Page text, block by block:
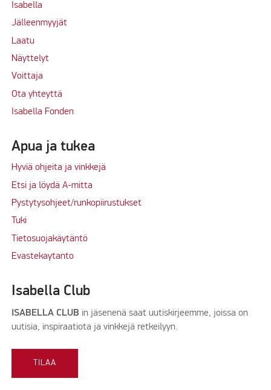
Isabella
Jälleenmyyjät
Laatu
Näyttelyt
Voittaja
Ota yhteyttä
Isabella Fonden
Apua ja tukea
Hyviä ohjeita ja vinkkejä
Etsi ja löydä A-mitta
Pystytysohjeet/runkopiirustukset
Tuki
Tietosuojakäytäntö
Evastekaytanto
Isabella Club
ISABELLA CLUB in jäsenenä saat uutiskirjeemme, joissa on
uutisia, inspiraatiota ja vinkkejä retkeilyyn.
TILAA